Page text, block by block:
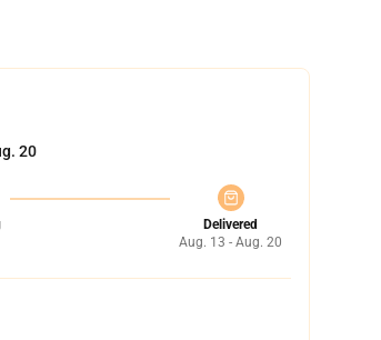
20
Delivered
Aug. 13 - Aug. 20